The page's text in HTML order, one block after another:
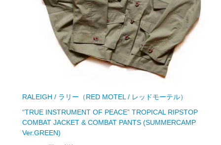
RALEIGH / ラリー（RED MOTEL / レッドモーテル）
“TRUE INSTRUMENT OF PEACE” TROPICAL RIPSTOP
COMBAT JACKET & COMBAT PANTS (SUMMERCAMP
Ver.GREEN)